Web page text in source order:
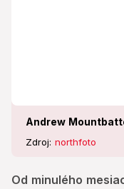
Andrew
Zdroj: northfoto
Od minulého